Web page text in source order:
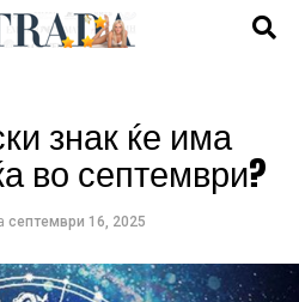
знак ќе има
во септември?
септември 16, 2025